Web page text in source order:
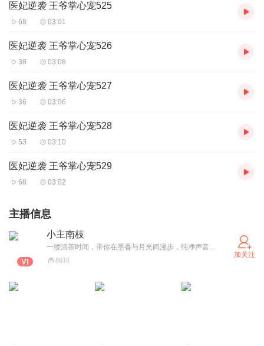
医妃逆袭 王爷掌心宠525
68 03:01
医妃逆袭 王爷掌心宠526
38 03:08
医妃逆袭 王爷掌心宠527
36 03:06
医妃逆袭 王爷掌心宠528
53 03:10
医妃逆袭 王爷掌心宠529
68 03:02
主播信息
小主南枝
一缕清茶时间，带你在墨香与月光间漫步，纯净声音如山间清泉、晨曦初露，以古风、历史、言情为舟，带你穿越古今，在历史的星河中寻找曾经的璀璨！
8618
加关注